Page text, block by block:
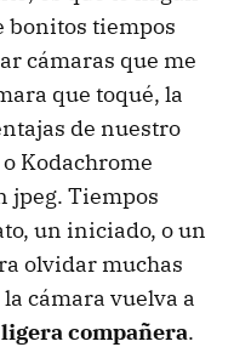
bonitos tiempos
cámaras que me
que toqué, la
de nuestro
Kodachrome
jpeg. Tiempos
un iniciado, o un
olvidar muchas
cámara vuelva a
compañera.